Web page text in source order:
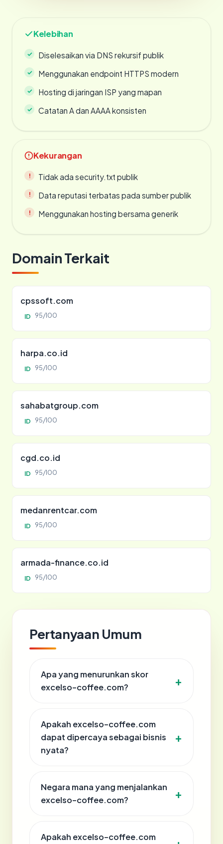
Kelebihan
Diselesaikan via DNS rekursif publik
Menggunakan endpoint HTTPS modern
Hosting di jaringan ISP yang mapan
Catatan A dan AAAA konsisten
Kekurangan
Tidak ada security.txt publik
Data reputasi terbatas pada sumber publik
Menggunakan hosting bersama generik
Domain Terkait
cpssoft.com
ID 95/100
harpa.co.id
ID 95/100
sahabatgroup.com
ID 95/100
cgd.co.id
ID 95/100
medanrentcar.com
ID 95/100
armada-finance.co.id
ID 95/100
Pertanyaan Umum
Apa yang menurunkan skor
excelso-coffee.com?
Apakah excelso-coffee.com
dapat dipercaya sebagai bisnis
nyata?
Negara mana yang menjalankan
excelso-coffee.com?
Apakah excelso-coffee.com